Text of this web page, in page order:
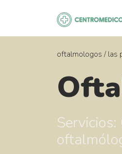
oftalmologos / las